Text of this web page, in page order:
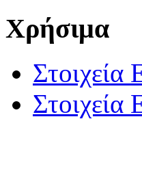
Χρήσιμα
Στοιχεία
Στοιχεία